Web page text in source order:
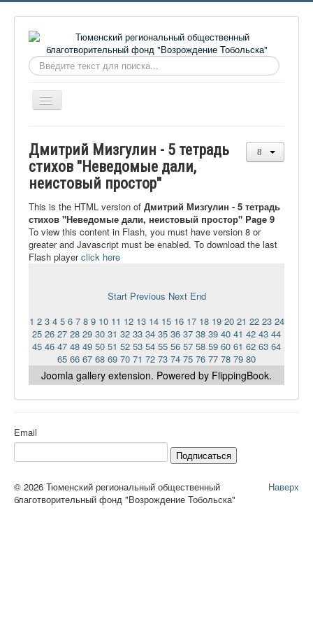
Искать...
Включить/
выключить
О фонде
Онлайн библиотека
Видеоматериалы
Контакты
Сайт проекта Достоевский
Дмитрий Мизгулин - 5 тетрадь
стихов "Неведомые дали,
неистовый простор"
This is the HTML version of Дмитрий Мизгулин - 5 тетрадь
стихов "Неведомые дали, неистовый простор" Page 9
To view this content in Flash, you must have version 8 or
greater and Javascript must be enabled. To download the last
Flash playerclick here
Start Previous Next End
1 2 3 4 5 6 7 8 9 10 11 12 13 14 15 16 17 18 19 20 21 22 23 24
25 26 27 28 29 30 31 32 33 34 35 36 37 38 39 40 41 42 43 44
45 46 47 48 49 50 51 52 53 54 55 56 57 58 59 60 61 62 63 64
65 66 67 68 69 70 71 72 73 74 75 76 77 78 79 80
Joomla gallery extension. Powered by FlippingBook.
Email
Подписаться
Наверх
© 2026 Тюменский региональный общественный
благотворительный фонд "Возрождение Тобольска"